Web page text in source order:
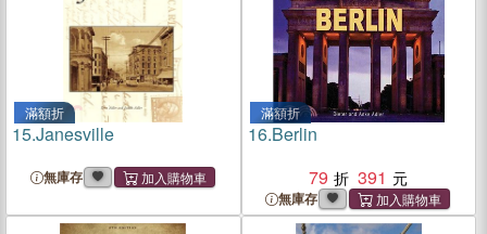
滿額折
15.Janesville
無庫存
滿額折
16.Berlin
79
391
無庫存